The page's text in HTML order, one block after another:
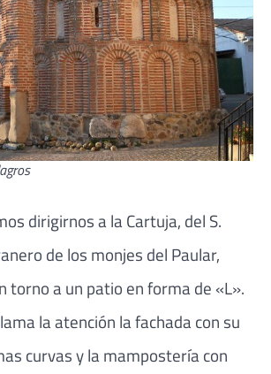
dirigirnos a la Cartuja, del S.
de los monjes del Paular,
torno a un patio en forma de «L».
la atención la fachada con su
curvas y la mampostería con